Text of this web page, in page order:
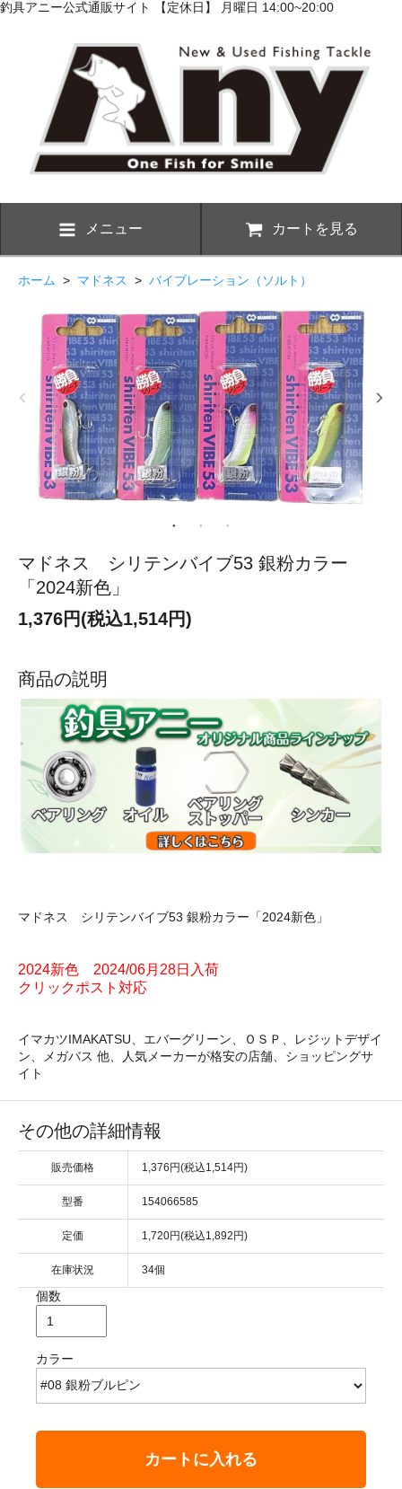
釣具アニー公式通販サイト 【定休日】 月曜日 14:00~20:00
メニュー カートを見る
ホーム > マドネス > バイブレーション（ソルト）
マドネス シリテンバイブ53 銀粉カラー
「2024新色」
1,376円(税込1,514円)
商品の説明
マドネス シリテンバイブ53 銀粉カラー「2024新色」
2024新色 2024/06月28日入荷
クリックポスト対応
イマカツIMAKATSU、エバーグリーン、ＯＳＰ、レジットデザイ
ン、メガバス 他、人気メーカーが格安の店舗、ショッピングサ
イト
その他の詳細情報
販売価格 1,376円(税込1,514円)
型番 154066585
定価 1,720円(税込1,892円)
在庫状況 34個
個数
カラー
カートに入れる